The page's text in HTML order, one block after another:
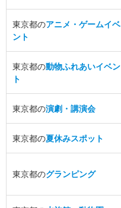
東京都のアニメ・ゲームイベ
ント
東京都の動物ふれあいイベン
ト
東京都の演劇・講演会
東京都の夏休みスポット
東京都のグランピング